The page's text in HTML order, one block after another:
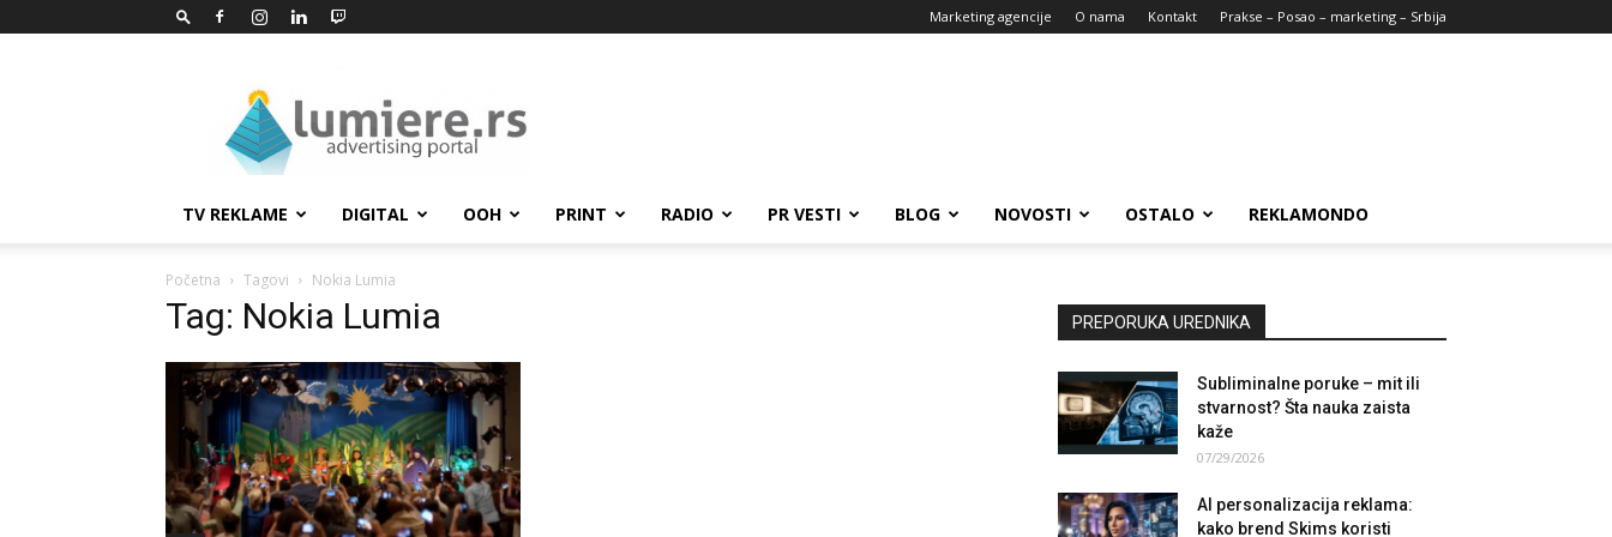
Marketing agencije O nama Kontakt Prakse – Posao – marketing – Srbija
TV REKLAME DIGITAL OOH PRINT RADIO PR VESTI BLOG NOVOSTI OSTALO REKLAMONDO
Početna Tagovi Nokia Lumia
Tag: Nokia Lumia PREPORUKA UREDNIKA
Subliminalne poruke – mit ili
stvarnost? Šta nauka zaista
kaže
07/29/2026
AI personalizacija reklama:
kako brend Skims koristi